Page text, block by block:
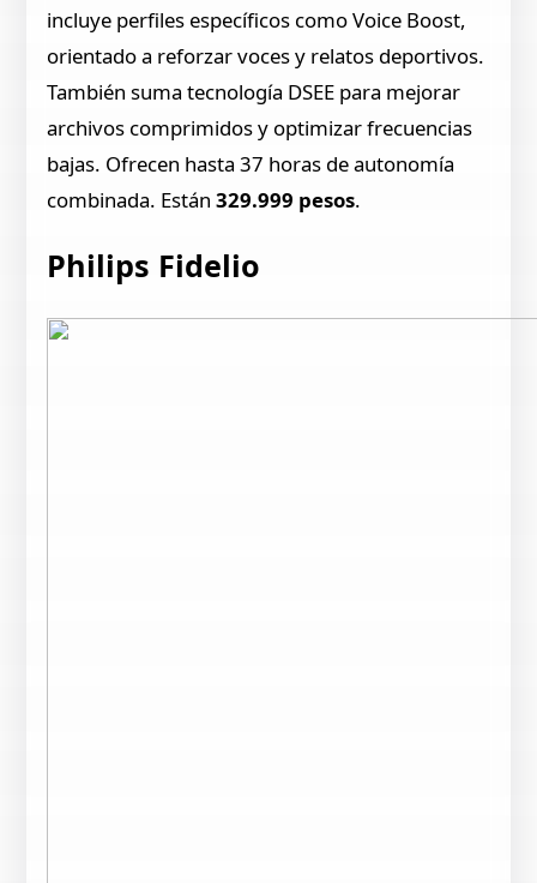
incluye perfiles específicos como Voice Boost,
orientado a reforzar voces y relatos deportivos.
También suma tecnología DSEE para mejorar
archivos comprimidos y optimizar frecuencias
bajas. Ofrecen hasta 37 horas de autonomía
combinada. Están329.999 pesos.
Philips Fidelio